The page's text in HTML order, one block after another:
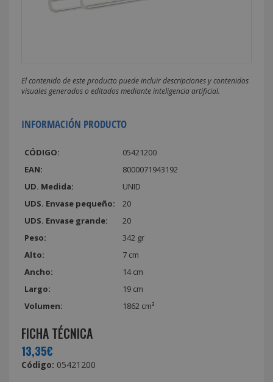
El contenido de este producto puede incluir descripciones y contenidos
visuales generados o editados mediante inteligencia artificial.
INFORMACIÓN PRODUCTO
CÓDIGO:
05421200
EAN:
8000071943192
UD. Medida:
UNID
UDS. Envase pequeño:
20
UDS. Envase grande:
20
Peso:
342 gr
Alto:
7 cm
Ancho:
14 cm
Largo:
19 cm
Volumen:
1862 cm³
FICHA TÉCNICA
13,35€
Código: 05421200